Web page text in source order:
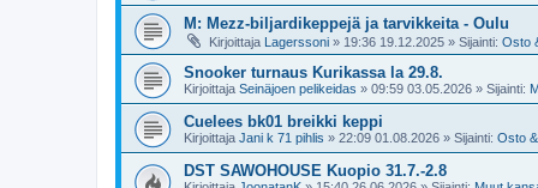
M: Mezz-biljardikeppejä ja tarvikkeita - Oulu
Kirjoittaja Lagerssoni » 19:36 19.12.2025 » Sijainti: Osto
Snooker turnaus Kurikassa la 29.8.
Kirjoittaja Seinäjoen pelikeidas » 09:59 03.05.2026 » Sijainti:
Cuelees bk01 breikki keppi
Kirjoittaja Jani k 71 pihlis » 22:09 01.08.2026 » Sijainti: Osto
DST SAWOHOUSE Kuopio 31.7.-2.8